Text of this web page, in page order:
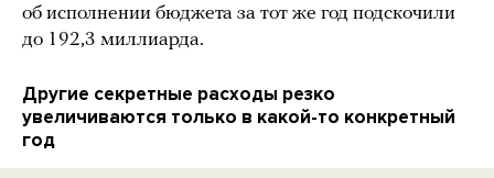
об исполнении бюджета за тот же год подскочили
до 192,3 миллиарда.
Другие секретные расходы резко
увеличиваются только в какой-то конкретный
год